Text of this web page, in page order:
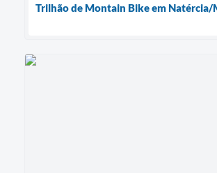
Trilhão de Montain Bike em Natércia/